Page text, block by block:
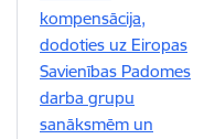
kompensācija,
dodoties uz Eiropas
Savienības Padomes
darba grupu
sanāksmēm un